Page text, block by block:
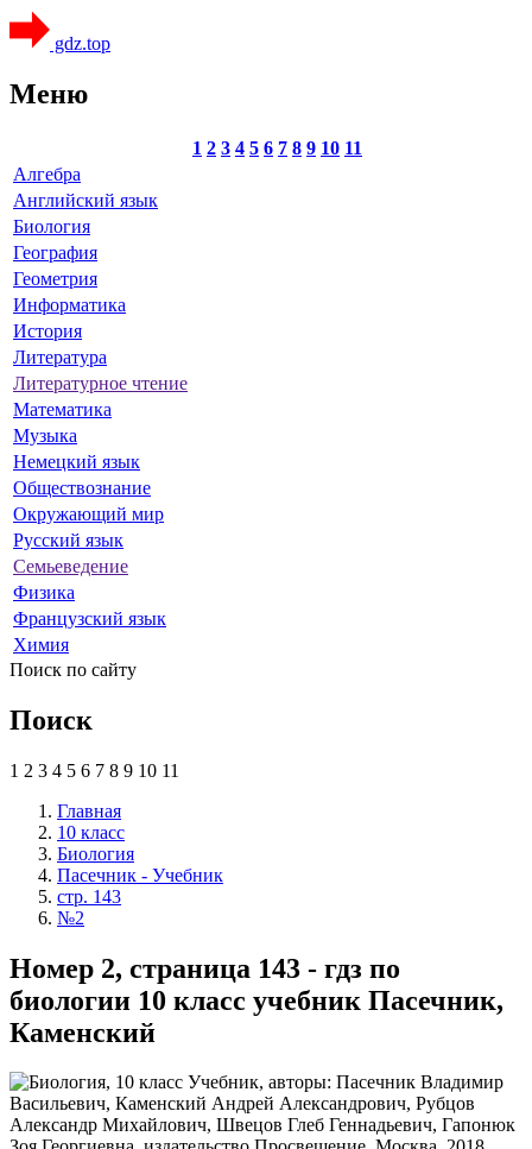
gdz.top
Меню
1 2 3 4 5 6 7 8 9 10 11
Алгебра
Английский язык
Биология
География
Геометрия
Информатика
История
Литература
Литературное чтение
Математика
Музыка
Немецкий язык
Обществознание
Окружающий мир
Русский язык
Семьеведение
Физика
Французский язык
Химия
Поиск по сайту
Поиск
1 2 3 4 5 6 7 8 9 10 11
Главная
10 класс
Биология
Пасечник - Учебник
стр. 143
№2
Номер 2, страница 143 - гдз по
биологии 10 класс учебник Пасечник,
Каменский